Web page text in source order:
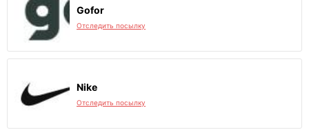
Gofor
Отследить посылку
Nike
Отследить посылку